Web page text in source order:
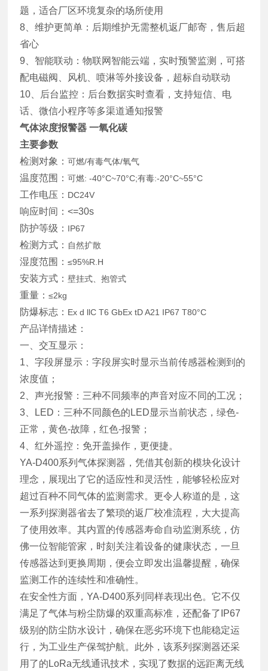
题，适合厂区环境复杂的场所使用
8、维护更简单：后期维护无需整机返厂邮寄，售后超
省心
9、智能联动：物联网智能云端，实时预警监测，可搭
配电磁阀、风机、喷淋等外接设备，超标自动联动
10、后台监控：后台数据实时查看，支持短信、电
话、微信小程序等多渠道通知报警
气体浓度报警器 一氧化碳
主要参数
检测对象：可燃/有毒气体/氧气
温度范围：可燃: -40°C~70°C;有毒:-20°C~55°C
工作电压： DC24V
响应时间：<=30s
防护等级： IP67
检测方式： 自然扩散
湿度范围：≤95%R.H
安装方式：壁挂式、抱管式
重量：≤2kg
防爆标志： Ex d llC T6 GbEx tD A21 IP67 T80°C
产品详情描述：
一、交互显示：
1、字段屏显示：字段屏实时显示当前传感器检测到的
浓度值；
2、声光报警：三种不同频率的声音对应不同的工况；
3、LED：三种不同颜色的LED显示当前状态，绿色-
正常，黄色-故障，红色-报警；
4、红外遥控：免开盖操作，更便捷。
YA-D400系列气体探测器，凭借其创新的模块化设计
理念，展现出了它的适应性和灵活性，能够轻松应对
超过百种不同气体的监测需求。更令人称道的是，这
一系列探测器省去了繁琐的返厂校准流程，大大提高
了使用效率。其内置的传感器寿命自动监测系统，仿
佛一位智能管家，时刻关注着设备的健康状态，一旦
传感器达到更换周期，便会立即发出温馨提醒，确保
监测工作的连续性和准确性。
在安全性方面，YA-D400系列同样表现出色。它不仅
满足了气体与粉尘防爆的双重高标准，还配备了IP67
级别的防尘防水设计，确保在恶劣环境下也能稳定运
行，为工业生产保驾护航。此外，该系列探测器还采
用了的LoRa无线通讯技术，实现了数据的远距离无线